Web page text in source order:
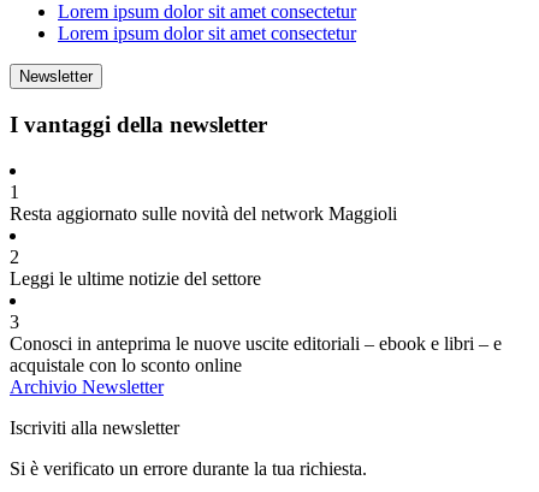
Lorem ipsum dolor sit amet consectetur
Lorem ipsum dolor sit amet consectetur
Newsletter
I vantaggi della newsletter
1
Resta aggiornato sulle novità del network Maggioli
2
Leggi le ultime notizie del settore
3
Conosci in anteprima le nuove uscite editoriali – ebook e libri – e
acquistale con lo sconto online
Archivio Newsletter
Iscriviti alla newsletter
Si è verificato un errore durante la tua richiesta.